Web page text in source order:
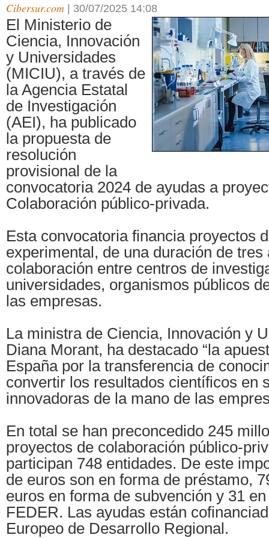
Cibersur.com 30/07/2025 14:08
El Ministerio de
Ciencia, Innovación
y Universidades
(MICIU), a través de
la Agencia Estatal
de Investigación
(AEI), ha publicado
la propuesta de
resolución
provisional de la
convocatoria 2024 de ayudas a
Colaboración público-privada.
Esta convocatoria financia proyectos
experimental, de una duración de tres
colaboración entre centros de
universidades, organismos públicos
las empresas.
La ministra de Ciencia, Innovación y
Diana Morant, ha destacado “la
España por la transferencia de
convertir los resultados científicos en
innovadoras de la mano de las
En total se han preconcedido 245
proyectos de colaboración público-
participan 748 entidades. De este
de euros son en forma de préstamo,
euros en forma de subvención y 31
FEDER. Las ayudas están
Europeo de Desarrollo Regional.